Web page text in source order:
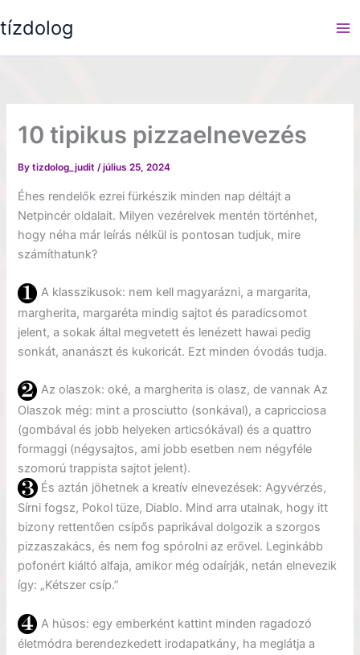
to
tízdolog
10 tipikus pizzaelnevezés
Bytizdolog_judit/július 25, 2024
Éhes rendelők ezrei fürkészik minden nap déltájt a
Netpincér oldalait. Milyen vezérelvek mentén történhet,
hogy néha már leírás nélkül is pontosan tudjuk, mire
számíthatunk?
A klasszikusok: nem kell magyarázni, a margarita,
margherita, margaréta mindig sajtot és paradicsomot
jelent, a sokak által megvetett és lenézett hawai pedig
sonkát, ananászt és kukoricát. Ezt minden óvodás tudja.
Az olaszok: oké, a margherita is olasz, de vannak Az
Olaszok még: mint a prosciutto (sonkával), a capricciosa
(gombával és jobb helyeken articsókával) és a quattro
formaggi (négysajtos, ami jobb esetben nem négyféle
szomorú trappista sajtot jelent).
És aztán jöhetnek a kreatív elnevezések: Agyvérzés,
Sírni fogsz, Pokol tüze, Diablo. Mind arra utalnak, hogy itt
bizony rettentően csípős paprikával dolgozik a szorgos
pizzaszakács, és nem fog spórolni az erővel. Leginkább
pofonért kiáltó alfaja, amikor még odaírják, netán elnevezik
így: „Kétszer csíp.”
A húsos: egy emberként kattint minden ragadozó
életmódra berendezkedett irodapatkány, ha meglátja a